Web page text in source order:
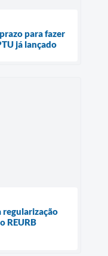
para fazer
já lançado
regularização
REURB